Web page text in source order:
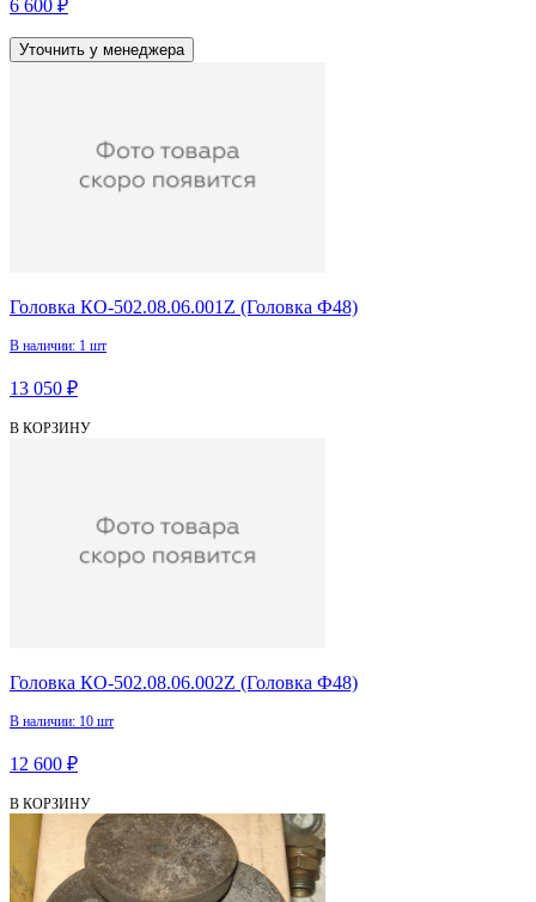
6 600 ₽
Уточнить у менеджера
Головка КО-502.08.06.001Z (Головка Ф48)
В наличии: 1 шт
13 050 ₽
В КОРЗИНУ
Головка КО-502.08.06.002Z (Головка Ф48)
В наличии: 10 шт
12 600 ₽
В КОРЗИНУ